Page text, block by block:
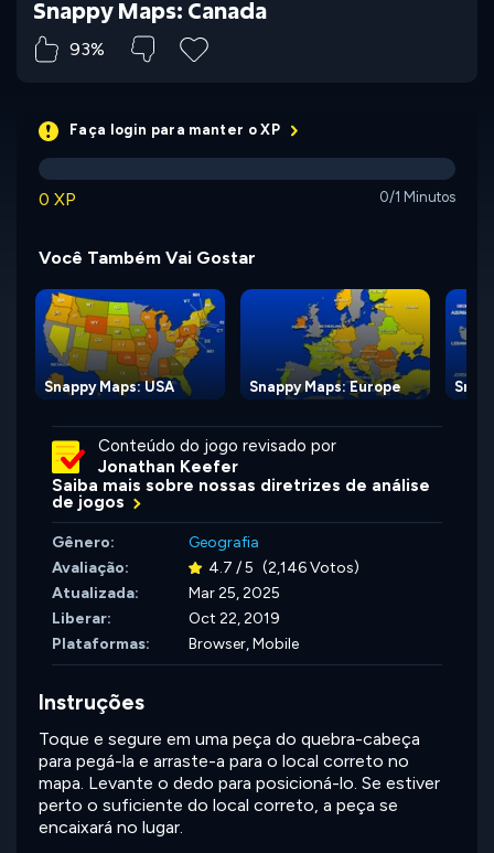
Snappy Maps: Canada
93%
Faça login para manter o XP
0 XP 0/1 Minutos
Você Também Vai Gostar
Snappy Maps: USA Snappy Maps: Europe
Conteúdo do jogo revisado por
Jonathan Keefer
Saiba mais sobre nossas diretrizes de análise
de jogos
Gênero:
Geografia
Avaliação:
4.7 / 5 (2,146 Votos)
Atualizada:
Mar 25, 2025
Liberar:
Oct 22, 2019
Plataformas:
Browser, Mobile
Instruções
Toque e segure em uma peça do quebra-cabeça
para pegá-la e arraste-a para o local correto no
mapa. Levante o dedo para posicioná-lo. Se estiver
perto o suficiente do local correto, a peça se
encaixará no lugar.